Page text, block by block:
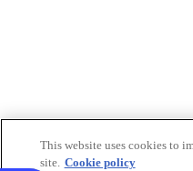
This website uses cookies to
site. Cookie policy